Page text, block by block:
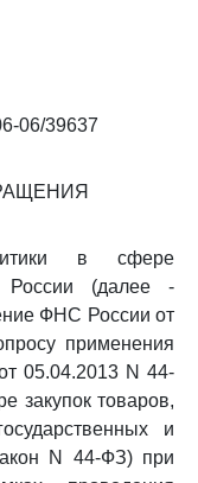
06/39637
в сфере
России (далее -
ФНС России от
применения
05.04.2013 N 44-
закупок товаров,
и
N 44-ФЗ) при